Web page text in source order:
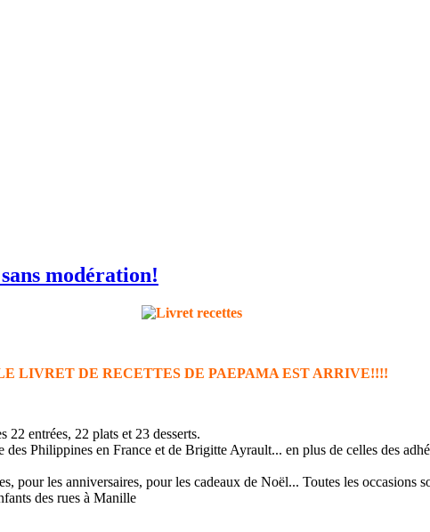
modération!
LIVRET DE RECETTES DE PAEPAMA EST ARRIVE!!!!
22 entrées, 22 plats et 23 desserts.
Philippines en France et de Brigitte Ayrault... en plus de celles des
pour les anniversaires, pour les cadeaux de Noël... Toutes les occasions
des rues à Manille